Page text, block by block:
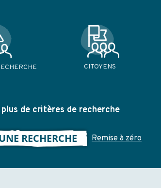
CITOYENS
de critères de recherche
RECHERCHE Remise à zéro